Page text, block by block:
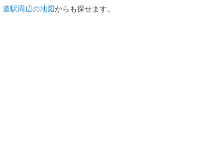
道駅周辺の地図からも探せます。